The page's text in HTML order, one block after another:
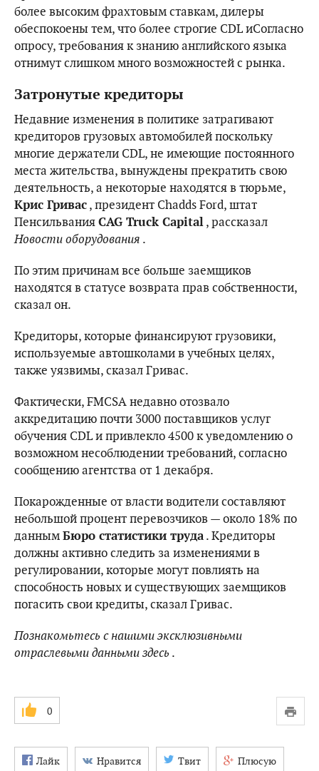
более высоким фрахтовым ставкам, дилеры
обеспокоены тем, что более строгие CDL иСогласно
опросу, требования к знанию английского языка
отнимут слишком много возможностей с рынка.
Затронутые кредиторы
Недавние изменения в политике затрагивают
кредиторов грузовых автомобилей поскольку
многие держатели CDL, не имеющие постоянного
места жительства, вынуждены прекратить свою
деятельность, а некоторые находятся в тюрьме,
Крис Гривас, президент Chadds Ford, штат
ПенсильванияCAG Truck Capital, рассказал
Новости оборудования .
По этим причинам все больше заемщиков
находятся в статусе возврата прав собственности,
сказал он.
Кредиторы, которые финансируют грузовики,
используемые автошколами в учебных целях,
также уязвимы, сказал Гривас.
Фактически, FMCSA недавно отозвало
аккредитацию почти 3000 поставщиков услуг
обучения CDL и привлекло 4500 к уведомлению о
возможном несоблюдении требований, согласно
сообщению агентства от 1 декабря.
Покарожденные от власти водители составляют
небольшой процент перевозчиков — около 18% по
даннымБюро статистики труда. Кредиторы
должны активно следить за изменениями в
регулировании, которые могут повлиять на
способность новых и существующих заемщиков
погасить свои кредиты, сказал Гривас.
Познакомьтесь с нашими эксклюзивными
отраслевыми даннымиздесь.
0
Лайк Нравится Твит Плюсую